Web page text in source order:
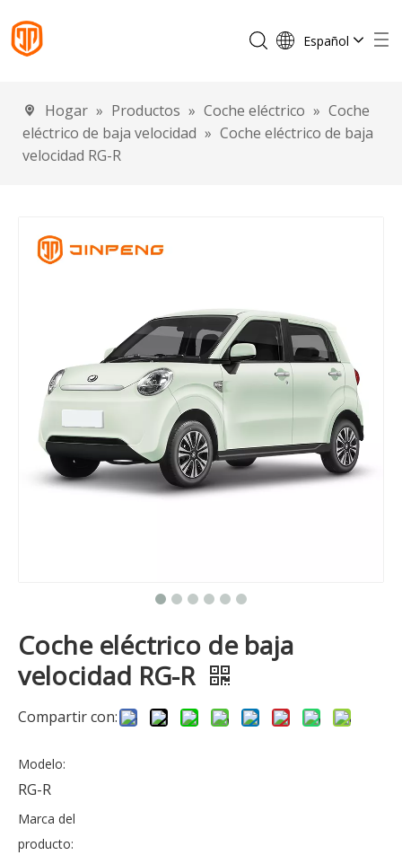
Español
Português
Deutsch
Hogar » Productos » Coche eléctrico » Coche
eléctrico de baja velocidad » Coche eléctrico de baja
velocidad RG-R
Coche eléctrico de baja
velocidad RG-R
Compartir con:
Modelo:
RG-R
Marca del
producto: